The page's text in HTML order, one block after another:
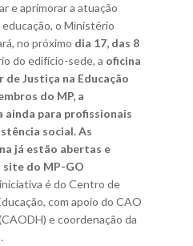
e aprimorar a atuação
o Ministério
no próximo dia 17, das 8
do edifício-sede, a oficina
Justiça na Educação
do MP, a
ainda para profissionais
social.As
já estão abertas e
site do MP-GO
é do Centro de
com apoio do CAO
e coordenação da